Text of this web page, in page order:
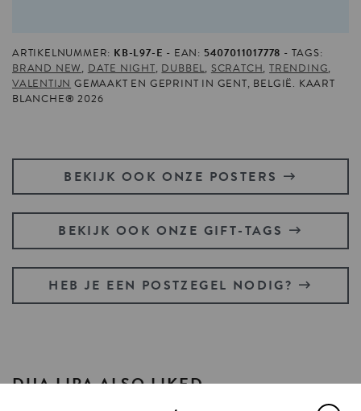
ARTIKELNUMMER: KB-L97-E EAN: 5407011017778
TAGS:
BRAND NEW, DATE NIGHT, DUBBEL, SCRATCH,TRENDING,
VALENTIJN GEMAAKT EN GEPRINT IN GENT, BELGIË. KAART
BLANCHE® 2026
BEKIJK OOK ONZE POSTERS
BEKIJK OOK ONZE GIFT-TAGS
HEB JE EEN POSTZEGEL NODIG?
DUA LIPA ALSO LIKED